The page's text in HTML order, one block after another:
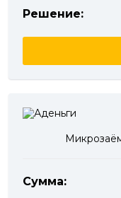
Решение:
Сумма: